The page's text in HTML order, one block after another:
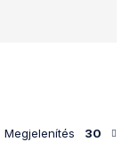
Megjelenítés 30